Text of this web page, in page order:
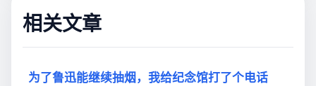
相关文章
为了鲁迅能继续抽烟，我给纪念馆打了个电话